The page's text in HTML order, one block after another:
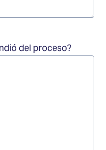
del proceso?